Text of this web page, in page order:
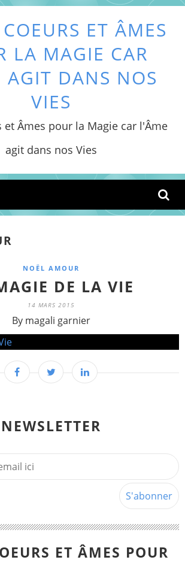
ET ÂMES
LA MAGIE CAR
AGIT DANS NOS
VIES
et Âmes pour la Magie car l'Âme
agit dans nos Vies
NOËL AMOUR
DE LA VIE
14 MARS 2015
By magali garnier
NEWSLETTER
ET ÂMES POUR